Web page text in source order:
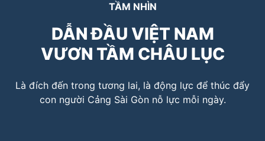
TẦM NHÌN
DẪN ĐẦU VIỆT NAM
VƯƠN TẦM CHÂU LỤC
Là đích đến trong tương lai, là động lực để thúc đẩy
con người Cảng Sài Gòn nỗ lực mỗi ngày.